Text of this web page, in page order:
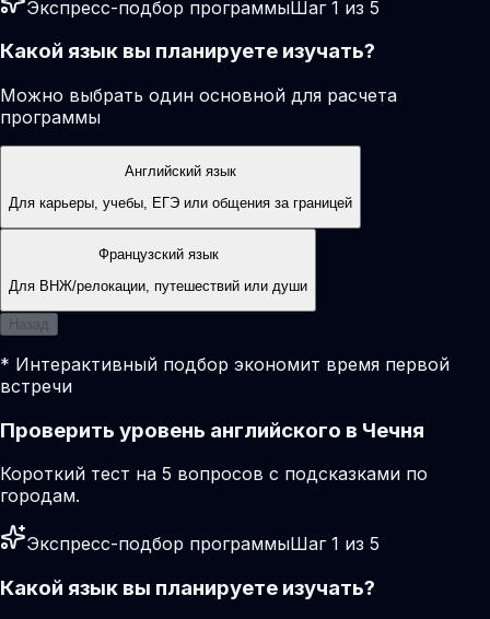
Экспресс-подбор программыШаг 1 из 5
Какой язык вы планируете изучать?
Можно выбрать один основной для расчета
программы
Английский язык
Для карьеры, учебы, ЕГЭ или общения за границей
Французский язык
Для ВНЖ/релокации, путешествий или души
Назад
* Интерактивный подбор экономит время первой
встречи
Проверить уровень английского в Чечня
Короткий тест на 5 вопросов с подсказками по
городам.
Экспресс-подбор программыШаг 1 из 5
Какой язык вы планируете изучать?